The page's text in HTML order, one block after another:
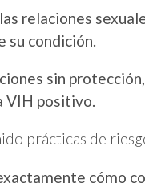
relaciones
su condición.
sin
VIH positivo.
prácticas de
cómo